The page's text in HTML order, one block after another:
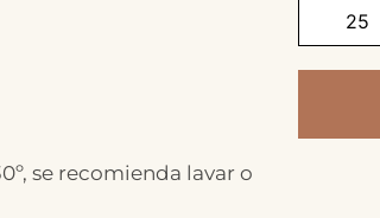
se recomienda lavar o